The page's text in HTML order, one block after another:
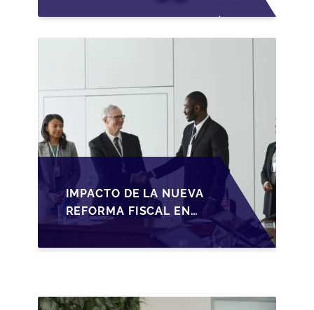
PYMES ESPAÑOLAS
IMPACTO DE LA NUEVA
REFORMA FISCAL EN
LA TRANSMISIÓN DE
PYMES EN ESPAÑA